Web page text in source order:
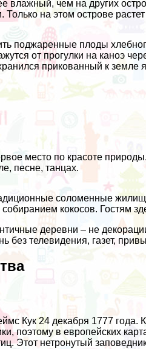
влажный, чем на других
на этом острове
поджаренные плоды
от прогулки на каноэ
прикованный к земле
место по красоте
песне, танцах.
соломенные
кокосов. Гостям
деревни – не
без телевидения, газет,
Кук 24 декабря 1777
поэтому в европейских
Этот нетронутый